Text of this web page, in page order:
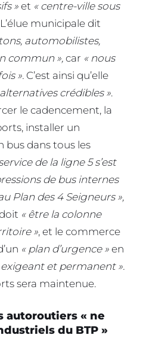
»et « centre-ville sous
L’élue municipale dit
automobilistes,
commun », car « nous
». C’est ainsi qu’elle
crédibles ».
le cadencement, la
installer un
bus dans tous les
de la ligne 5 s’est
de bus internes
Plan des 4 Seigneurs »,
« être la colonne
», et le commerce
« plan d’urgence » en
et permanent ».
sera maintenue.
autoroutiers « ne
du BTP »